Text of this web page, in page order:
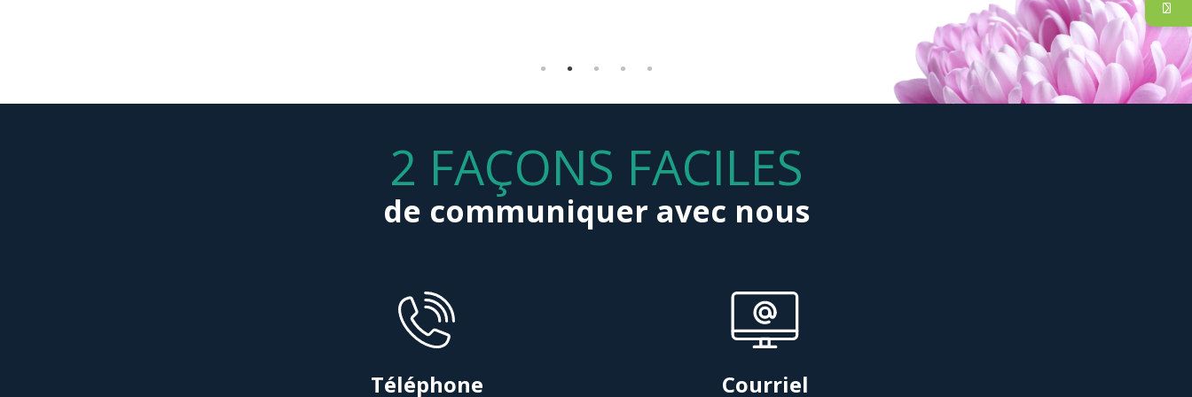
Marc Massé
Andrée et Gilles Brisson
2 FAÇONS FACILES
de communiquer avec nous
Téléphone Courriel